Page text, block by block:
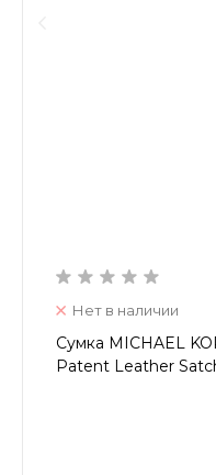
Нет в наличии
Сумка MICHAEL
Patent Leather